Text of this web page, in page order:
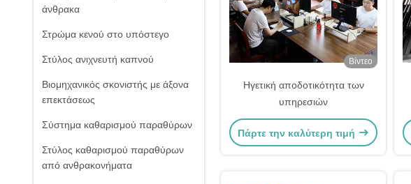
άνθρακα
Στρώμα κενού στο υπόστεγο
Στύλος ανιχνευτή καπνού
Βιομηχανικός σκονιστής με άξονα
επεκτάσεως
Σύστημα καθαρισμού παραθύρων
Στύλος καθαρισμού παραθύρων
από ανθρακονήματα
Βίντεο
Ηγετική αποδοτικότητα των
υπηρεσιών
Πάρτε την καλύτερη τιμή